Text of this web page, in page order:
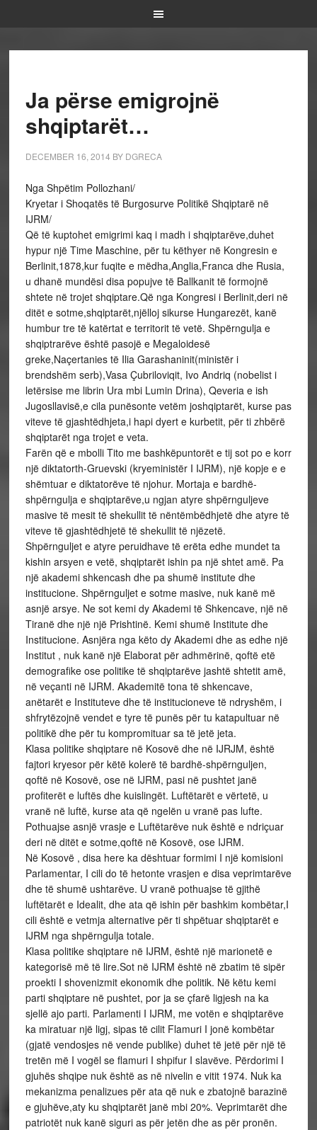
Ja përse emigrojnë
shqiptarët…
DECEMBER 16, 2014 BY DGRECA
Nga Shpëtim Pollozhani/
Kryetar i Shoqatës të Burgosurve Politikë Shqiptarë në
IJRM/
Që të kuptohet emigrimi kaq i madh i shqiptarëve,duhet
hypur një Time Maschine, për tu këthyer në Kongresin e
Berlinit,1878,kur fuqite e mëdha,Anglia,Franca dhe Rusia,
u dhanë mundësi disa popujve të Ballkanit të formojnë
shtete në trojet shqiptare.Që nga Kongresi i Berlinit,deri në
ditët e sotme,shqiptarët,njëlloj sikurse Hungarezët, kanë
humbur tre të katërtat e territorit të vetë. Shpërngulja e
shqiptrarëve është pasojë e Megaloidesë
greke,Naçertanies të Ilia Garashaninit(ministër i
brendshëm serb),Vasa Çubriloviqit, Ivo Andriq (nobelist i
letërsise me librin Ura mbi Lumin Drina), Qeveria e ish
Jugosllavisë,e cila punësonte vetëm joshqiptarët, kurse pas
viteve të gjashtëdhjeta,i hapi dyert e kurbetit, për ti zhbërë
shqiptarët nga trojet e veta.
Farën që e mbolli Tito me bashkëpuntorët e tij sot po e korr
një diktatorth-Gruevski (kryeministër I IJRM), një kopje e e
shëmtuar e diktatorëve të njohur. Mortaja e bardhë-
shpërngulja e shqiptarëve,u ngjan atyre shpërnguljeve
masive të mesit të shekullit të nëntëmbëdhjetë dhe atyre të
viteve të gjashtëdhjetë të shekullit të njëzetë.
Shpërnguljet e atyre peruidhave të erëta edhe mundet ta
kishin arsyen e vetë, shqiptarët ishin pa një shtet amë. Pa
një akademi shkencash dhe pa shumë institute dhe
institucione. Shpërnguljet e sotme masive, nuk kanë më
asnjë arsye. Ne sot kemi dy Akademi të Shkencave, një në
Tiranë dhe një një Prishtinë. Kemi shumë Institute dhe
Institucione. Asnjëra nga këto dy Akademi dhe as edhe një
Institut , nuk kanë një Elaborat për adhmërinë, qoftë etë
demografike ose politike të shqiptarëve jashtë shtetit amë,
në veçanti në IJRM. Akademitë tona të shkencave,
anëtarët e Instituteve dhe të institucioneve të ndryshëm, i
shfrytëzojnë vendet e tyre të punës për tu katapultuar në
politikë dhe për tu kompromituar sa të jetë jeta.
Klasa politike shqiptare në Kosovë dhe në IJRJM, është
fajtori kryesor për këtë kolerë të bardhë-shpërnguljen,
qoftë në Kosovë, ose në IJRM, pasi në pushtet janë
profiterët e luftës dhe kuislingët. Luftëtarët e vërtetë, u
vranë në luftë, kurse ata që ngelën u vranë pas lufte.
Pothuajse asnjë vrasje e Luftëtarëve nuk është e ndriçuar
deri në ditët e sotme,qoftë në Kosovë, ose IJRM.
Në Kosovë , disa here ka dështuar formimi I një komisioni
Parlamentar, I cili do të hetonte vrasjen e disa veprimtarëve
dhe të shumë ushtarëve. U vranë pothuajse të gjithë
luftëtarët e Idealit, dhe ata që ishin për bashkim kombëtar,I
cili është e vetmja alternative për ti shpëtuar shqiptarët e
IJRM nga shpërngulja totale.
Klasa politike shqiptare në IJRM, është një marionetë e
kategorisë më të lire.Sot në IJRM është në zbatim të sipër
proekti I shovenizmit ekonomik dhe politik. Në këtu kemi
parti shqiptare në pushtet, por ja se çfarë ligjesh na ka
sjellë ajo parti. Parlamenti I IJRM, me votën e shqiptarëve
ka miratuar një ligj, sipas të cilit Flamuri I jonë kombëtar
(gjatë vendosjes në vende publike) duhet të jetë për një të
tretën më I vogël se flamuri I shpifur I slavëve. Përdorimi I
gjuhës shqipe nuk është as në nivelin e vitit 1974. Nuk ka
mekanizma penalizues për ata që nuk e zbatojnë barazinë
e gjuhëve,aty ku shqiptarët janë mbi 20%. Veprimtarët dhe
patriotët nuk kanë siguri as për jetën dhe as për pronën.